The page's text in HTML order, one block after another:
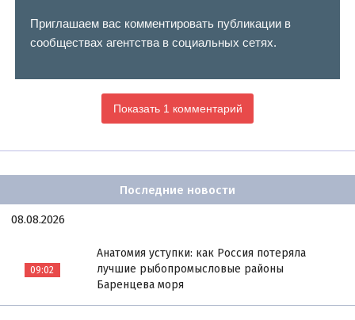
Приглашаем вас комментировать публикации в
сообществах агентства в социальных сетях.
Показать 1 комментарий
Последние новости
08.08.2026
09:02
Анатомия уступки: как Россия потеряла
лучшие рыбопромысловые районы
Баренцева моря